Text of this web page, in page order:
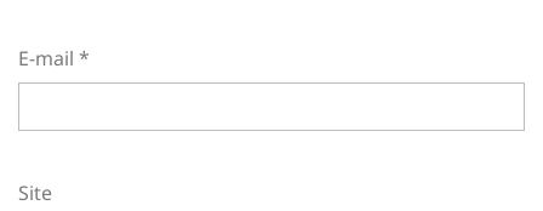
E-mail *
Site